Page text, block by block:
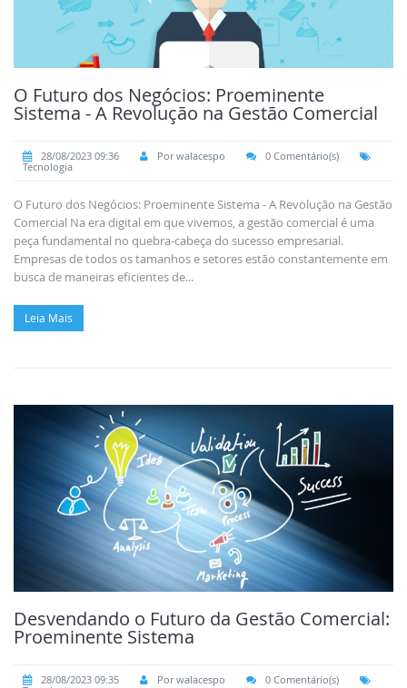
O Futuro dos Negócios: Proeminente
Sistema - A Revolução na Gestão Comercial
28/08/2023 09:36 Por walacespo
0 Comentário(s)
Tecnologia
O Futuro dos Negócios: Proeminente Sistema - A Revolução na Gestão
Comercial Na era digital em que vivemos, a gestão comercial é uma
peça fundamental no quebra-cabeça do sucesso empresarial.
Empresas de todos os tamanhos e setores estão constantemente em
busca de maneiras eficientes de...
Leia Mais
Desvendando o Futuro da Gestão Comercial:
Proeminente Sistema
28/08/2023 09:35 Por walacespo
0 Comentário(s)